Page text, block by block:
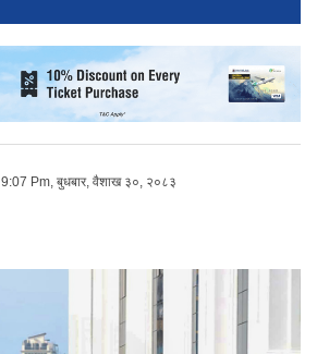
9:07 Pm, बुधबार, वैशाख ३०, २०८३